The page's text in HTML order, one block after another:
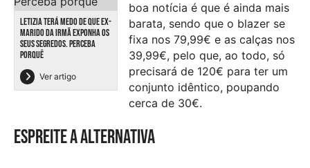
LETIZIA TERÁ MEDO DE QUE EX-
MARIDO DA IRMÃ EXPONHA OS
SEUS SEGREDOS. PERCEBA
PORQUÊ
Ver artigo
boa notícia é que é ainda mais
barata, sendo que o blazer se
fixa nos 79,99€ e as calças nos
39,99€, pelo que, ao todo, só
precisará de 120€ para ter um
conjunto idêntico, poupando
cerca de 30€.
Espreite a alternativa